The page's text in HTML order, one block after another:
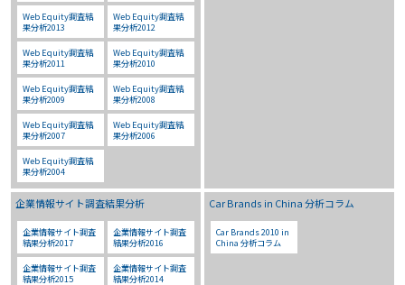
Web Equity調査結
果分析2013
Web Equity調査結
果分析2012
Web Equity調査結
果分析2011
Web Equity調査結
果分析2010
Web Equity調査結
果分析2009
Web Equity調査結
果分析2008
Web Equity調査結
果分析2007
Web Equity調査結
果分析2006
Web Equity調査結
果分析2004
企業情報サイト調査結果分析
企業情報サイト調査
結果分析2017
企業情報サイト調査
結果分析2016
企業情報サイト調査
結果分析2015
企業情報サイト調査
結果分析2014
Car Brands in China 分析コラム
Car Brands 2010 in
China 分析コラム